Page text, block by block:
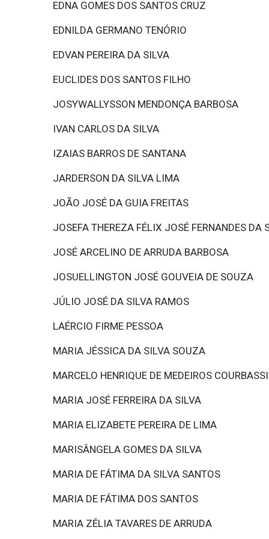
EDNA GOMES DOS SANTOS CRUZ
EDNILDA GERMANO TENÓRIO
EDVAN PEREIRA DA SILVA
EUCLIDES DOS SANTOS FILHO
JOSYWALLYSSON MENDONÇA BARBOSA
IVAN CARLOS DA SILVA
IZAIAS BARROS DE SANTANA
JARDERSON DA SILVA LIMA
JOÃO JOSÉ DA GUIA FREITAS
JOSEFA THEREZA FÉLIX JOSÉ FERNANDES DA
JOSÉ ARCELINO DE ARRUDA BARBOSA
JOSUELLINGTON JOSÉ GOUVEIA DE SOUZA
JÚLIO JOSÉ DA SILVA RAMOS
LAÉRCIO FIRME PESSOA
MARIA JÉSSICA DA SILVA SOUZA
MARCELO HENRIQUE DE MEDEIROS
MARIA JOSÉ FERREIRA DA SILVA
MARIA ELIZABETE PEREIRA DE LIMA
MARISÂNGELA GOMES DA SILVA
MARIA DE FÁTIMA DA SILVA SANTOS
MARIA DE FÁTIMA DOS SANTOS
MARIA ZÉLIA TAVARES DE ARRUDA